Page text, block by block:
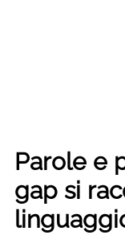
Parole e
gap si